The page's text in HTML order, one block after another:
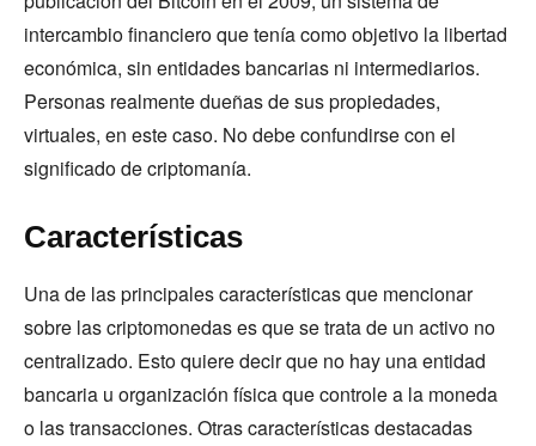
intercambio financiero que tenía como objetivo la libertad
económica, sin entidades bancarias ni intermediarios.
Personas realmente dueñas de sus propiedades,
virtuales, en este caso. No debe confundirse con el
significado de criptomanía.
Características
Una de las principales características que mencionar
sobre las criptomonedas es que se trata de un activo no
centralizado. Esto quiere decir que no hay una entidad
bancaria u organización física que controle a la moneda
o las transacciones. Otras características destacadas